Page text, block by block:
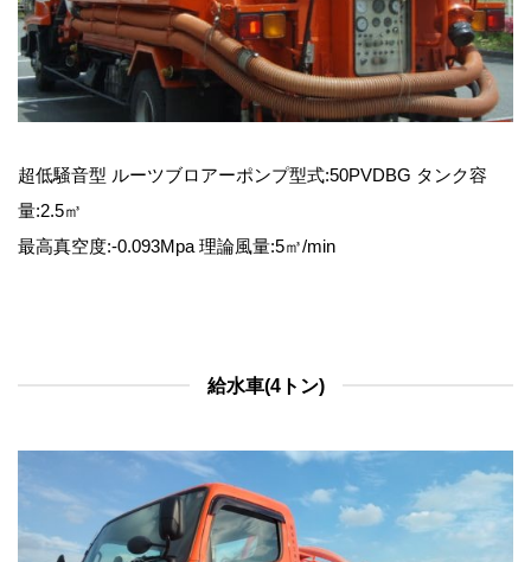
超低騒音型 ルーツブロアーポンプ型式:50PVDBG タンク容
量:2.5㎥
最高真空度:-0.093Mpa 理論風量:5㎥/min
給水車(4トン)